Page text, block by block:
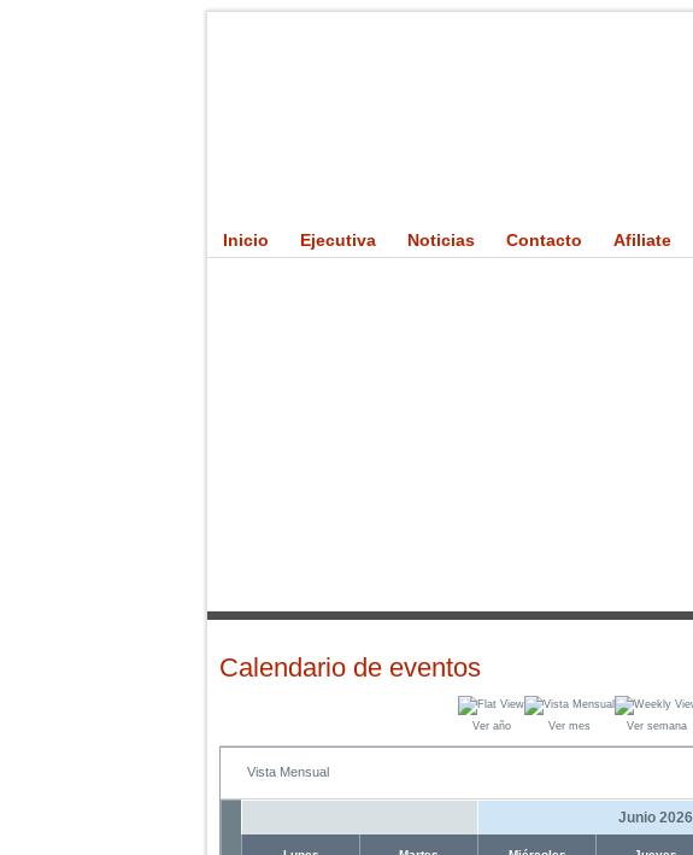
Inicio Ejecutiva Noticias Contacto Afiliate
Calendario de eventos
Ver año Ver mes Ver semana
Vista Mensual
Junio 2026